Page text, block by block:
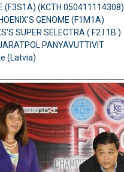
(F3S1A) (KCTH 050411114308)
GENOME (F1M1A)
SUPER SELECTRA ( F2 I 1B )
PANYAVUTTIVIT
(Latvia)